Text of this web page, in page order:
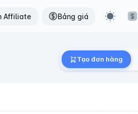
Affiliate Bảng giá
Tạo đơn hàng